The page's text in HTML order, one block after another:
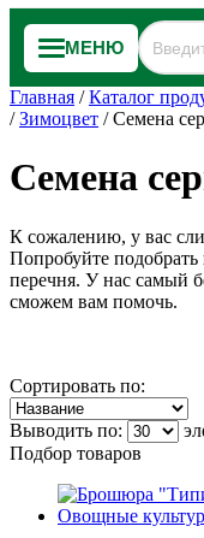
МЕНЮ
Главная /Каталог
/Зимоцвет /Семена
Семена
К сожалению, у вас
Попробуйте
перечня. У нас самый
сможем вам помочь.
Сортировать по:
Выводить по:
Подбор товаров